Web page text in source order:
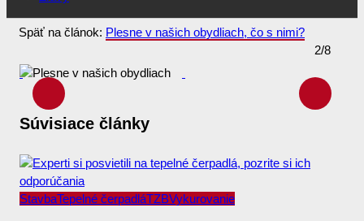
Späť na článok: Plesne v našich obydliach, čo s nimi?
2/8
Súvisiace články
StavbaTepelné čerpadláTZBVykurovanie